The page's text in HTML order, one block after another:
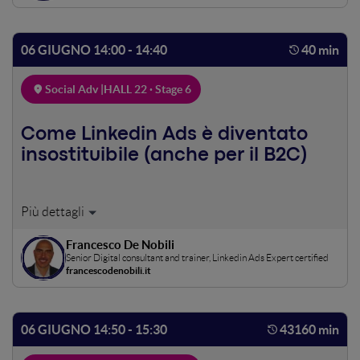
che spacchi. Perché sì, ogni brand può diventare un
06 GIUGNO 14:00 - 14:40 40 min
Social Adv | HALL 22 · Stage 6
Come Linkedin Ads è diventato
insostituibile (anche per il B2C)
Le ultime novità di Linkedin Ads hanno cambiato
piattaforma pubblicitaria a nuovo strumento di lead
generation integrato per le aree marketing e sales.
Vedremo insieme perché questi cambiamenti hanno reso
soprattutto per un pubblico alto spendente.
Francesco De Nobili
Senior Digital consultant and trainer, Linkedin Ads Expert certified
francescodenobili.it
06 GIUGNO 14:50 - 15:30 43160 min